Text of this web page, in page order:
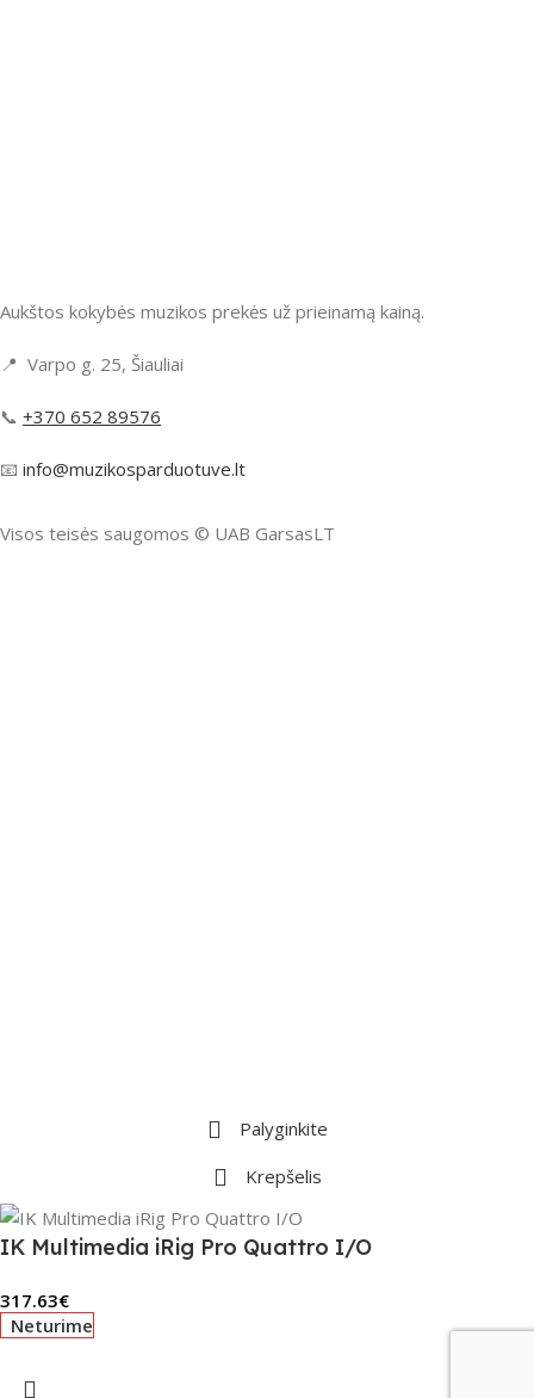
Aukštos kokybės muzikos prekės už prieinamą kainą.
📍 Varpo g. 25, Šiauliai
📞 +370 652 89576
📧 info@muzikosparduotuve.lt
Visos teisės saugomos ©️ UAB GarsasLT
Palyginkite
Krepšelis
IK Multimedia iRig Pro Quattro I/O
317.63€
Neturime